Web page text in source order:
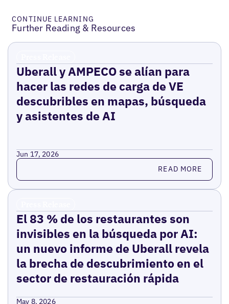
CONTINUE LEARNING
Further Reading & Resources
Uberall y AMPECO se alían para
hacer las redes de carga de VE
descubribles en mapas, búsqueda
y asistentes de AI
Jun 17, 2026
Read more READ MORE
El 83 % de los restaurantes son
invisibles en la búsqueda por AI:
un nuevo informe de Uberall revela
la brecha de descubrimiento en el
sector de restauración rápida
May 8, 2026